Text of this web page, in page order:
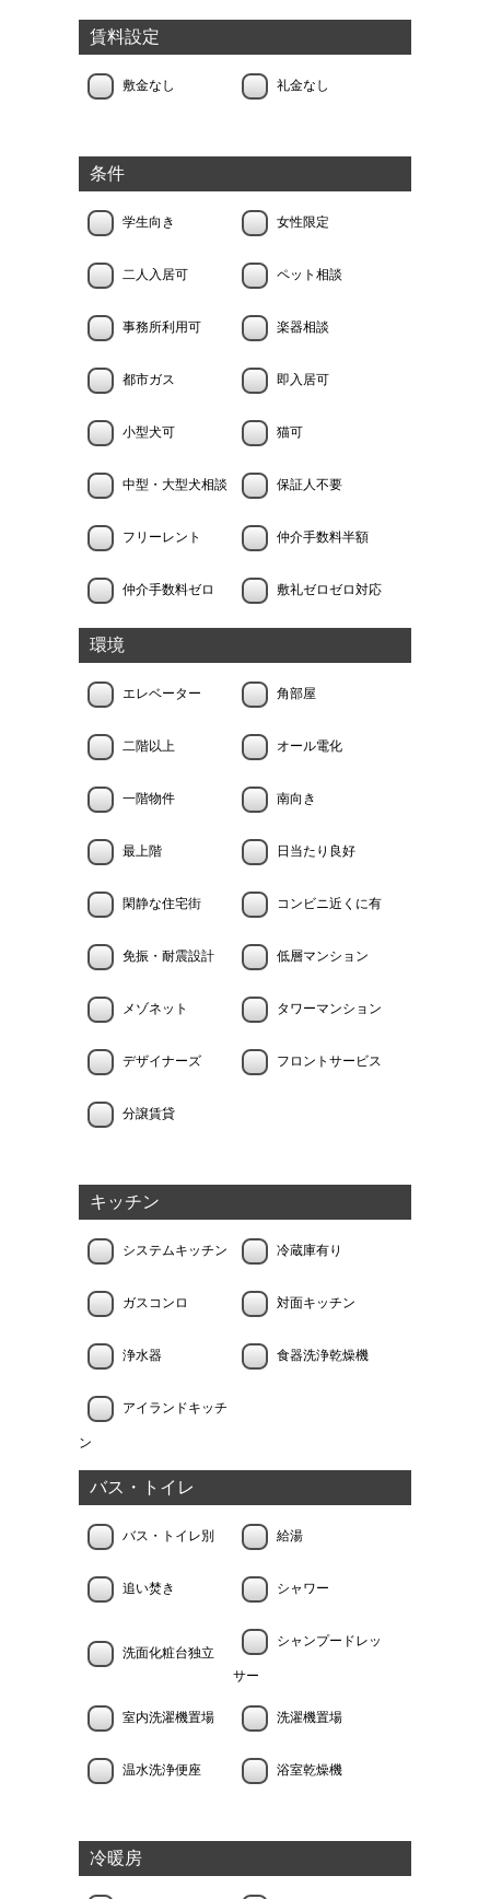
賃料設定
敷金なし 礼金なし
条件
学生向き 女性限定
二人入居可 ペット相談
事務所利用可 楽器相談
都市ガス 即入居可
小型犬可 猫可
中型・大型犬相談 保証人不要
フリーレント 仲介手数料半額
仲介手数料ゼロ 敷礼ゼロゼロ対応
環境
エレベーター 角部屋
二階以上 オール電化
一階物件 南向き
最上階 日当たり良好
閑静な住宅街 コンビニ近くに有
免振・耐震設計 低層マンション
メゾネット タワーマンション
デザイナーズ フロントサービス
分譲賃貸
キッチン
システムキッチン 冷蔵庫有り
ガスコンロ 対面キッチン
浄水器 食器洗浄乾燥機
アイランドキッチ
ン
バス・トイレ
バス・トイレ別 給湯
追い焚き シャワー
洗面化粧台独立
シャンプードレッ
サー
室内洗濯機置場 洗濯機置場
温水洗浄便座 浴室乾燥機
冷暖房